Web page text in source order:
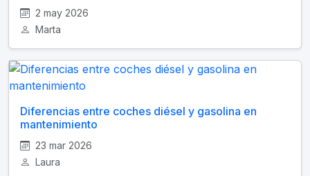
2 may 2026
Marta
Diferencias entre coches diésel y gasolina en
mantenimiento
23 mar 2026
Laura